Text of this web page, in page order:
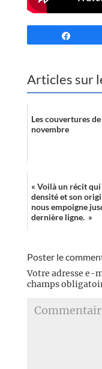
Articles sur
Les couvertures de
novembre
« Voilà un récit qui
densité et son
nous empoigne
dernière ligne. »
Poster le
Votre adresse e-
champs